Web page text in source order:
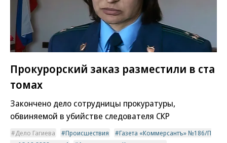
Прокурорский заказ разместили в ста
томах
Закончено дело сотрудницы прокуратуры,
обвиняемой в убийстве следователя СКР
Дело Гагиева Происшествия
Газета «Коммерсантъ» №186/П